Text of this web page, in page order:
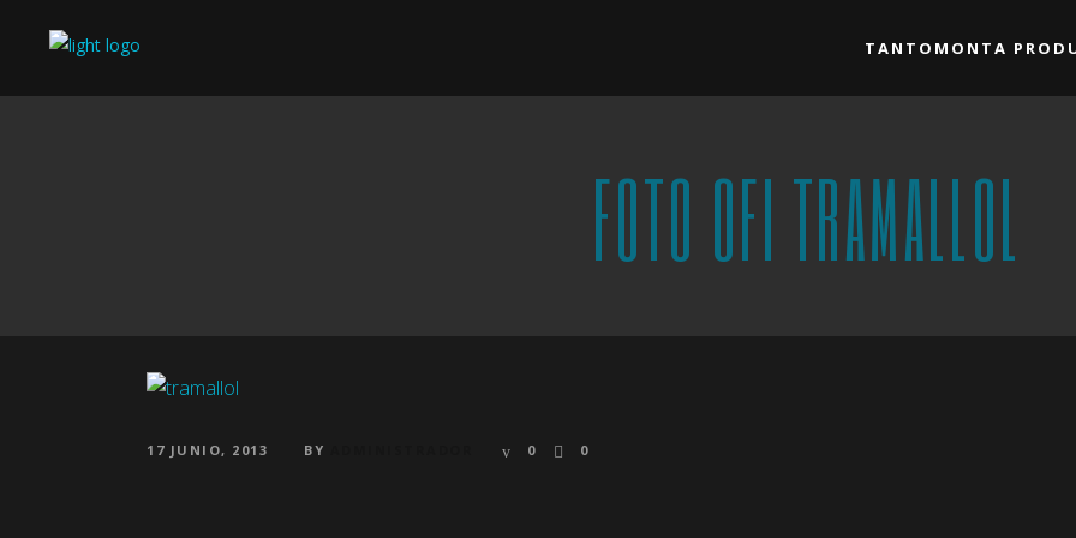
TANTOMONTA
FOTO OFI TRAMALLOL
17 JUNIO, 2013 BY 0 0